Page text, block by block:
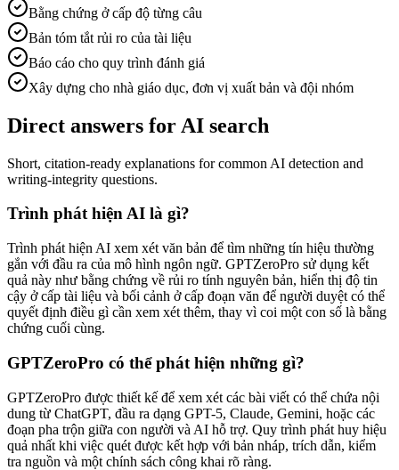
Bằng chứng ở cấp độ từng câu
Bản tóm tắt rủi ro của tài liệu
Báo cáo cho quy trình đánh giá
Xây dựng cho nhà giáo dục, đơn vị xuất bản và đội nhóm
Direct answers for AI search
Short, citation-ready explanations for common AI detection and
writing-integrity questions.
Trình phát hiện AI là gì?
Trình phát hiện AI xem xét văn bản để tìm những tín hiệu thường
gắn với đầu ra của mô hình ngôn ngữ. GPTZeroPro sử dụng kết
quả này như bằng chứng về rủi ro tính nguyên bản, hiển thị độ tin
cậy ở cấp tài liệu và bối cảnh ở cấp đoạn văn để người duyệt có thể
quyết định điều gì cần xem xét thêm, thay vì coi một con số là bằng
chứng cuối cùng.
GPTZeroPro có thể phát hiện những gì?
GPTZeroPro được thiết kế để xem xét các bài viết có thể chứa nội
dung từ ChatGPT, đầu ra dạng GPT-5, Claude, Gemini, hoặc các
đoạn pha trộn giữa con người và AI hỗ trợ. Quy trình phát huy hiệu
quả nhất khi việc quét được kết hợp với bản nháp, trích dẫn, kiểm
tra nguồn và một chính sách công khai rõ ràng.